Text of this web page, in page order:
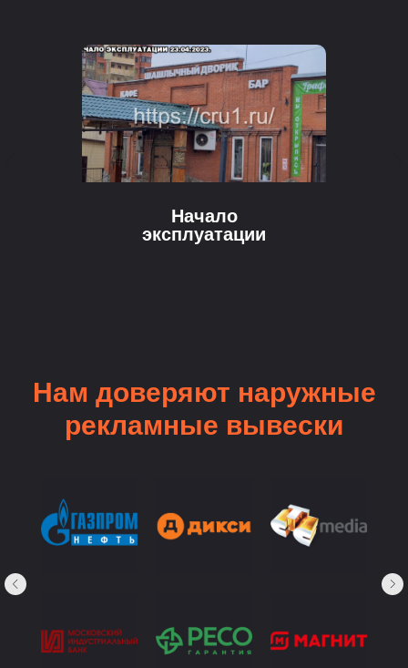
Начало
эксплуатации
Нам доверяют наружные
рекламные вывески